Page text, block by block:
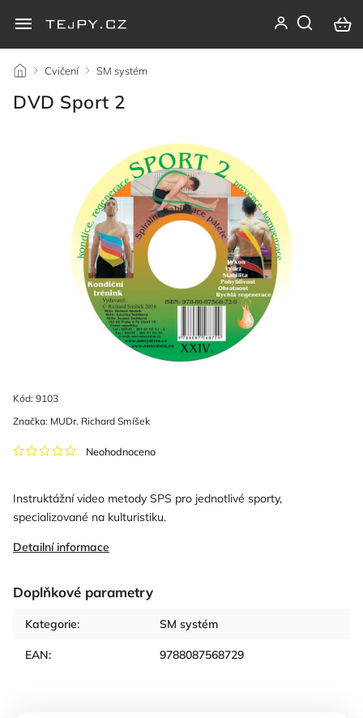
/ Cvičení / SM systém
DVD Sport 2
Kód: 9103
Neohodnoceno
Instruktážní video metody SPS pro jednotlivé sporty,
specializované na kulturistiku.
Detailní informace
Doplňkové parametry
Kategorie: SM systém
EAN: 9788087568729
Značka: MUDr. Richard Smíšek